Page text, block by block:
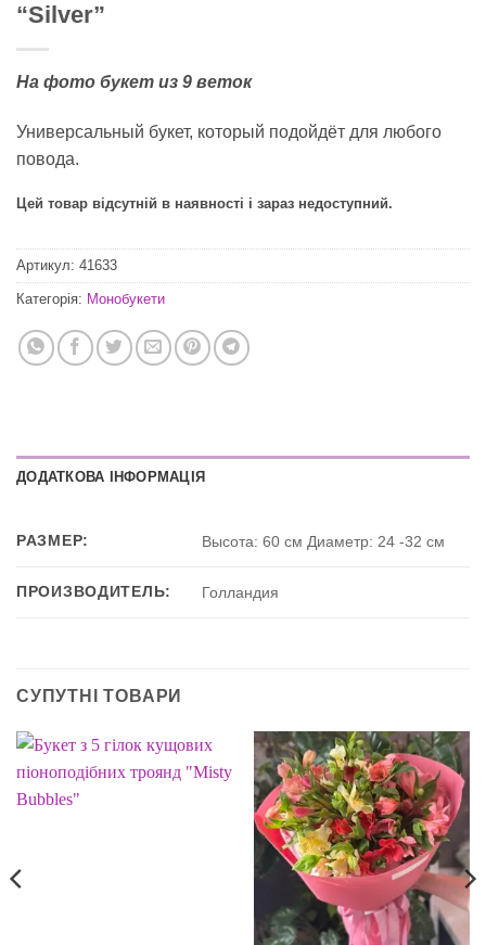
“Silver”
На фото букет из 9 веток
Универсальный букет, который подойдёт для любого
повода.
Цей товар відсутній в наявності і зараз недоступний.
Артикул: 41633
Категорія: Монобукети
ДОДАТКОВА ІНФОРМАЦІЯ
РАЗМЕР: Высота: 60 см Диаметр: 24 -32 см
ПРОИЗВОДИТЕЛЬ: Голландия
СУПУТНІ ТОВАРИ